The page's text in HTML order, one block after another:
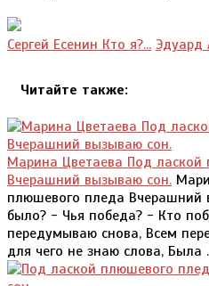
Сергей Есенин Кто я?... Эдуард
Читайте также:
Марина Цветаева Под лаской
Вчерашний вызываю сон.
плюшевого пледа Вчерашний
было? - Чья победа? - Кто
передумываю снова, Всем
для чего не знаю слова, Была